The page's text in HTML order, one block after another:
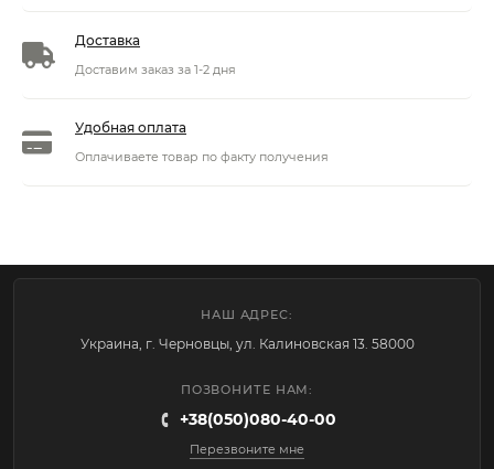
Доставка
Доставим заказ за 1-2 дня
Удобная оплата
Оплачиваете товар по факту получения
НАШ АДРЕС:
Украина, г. Черновцы, ул. Калиновская 13. 58000
ПОЗВОНИТЕ НАМ:
+38(050)080-40-00
Перезвоните мне